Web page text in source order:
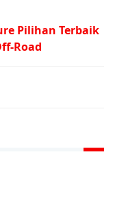
Pilihan Terbaik
Road